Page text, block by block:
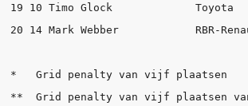
19 10 Timo Glock
20 14 Mark Webber            RBR-
*   Grid penalty van vijf plaatsen
**  Grid penalty van vijf plaatsen